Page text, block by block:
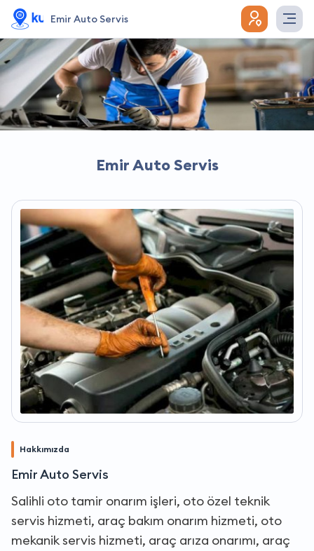
Emir Auto Servis
Emir Auto Servis
Hakkımızda
Emir Auto Servis
Salihli oto tamir onarım işleri, oto özel teknik
servis hizmeti, araç bakım onarım hizmeti, oto
mekanik servis hizmeti, araç arıza onarımı, araç